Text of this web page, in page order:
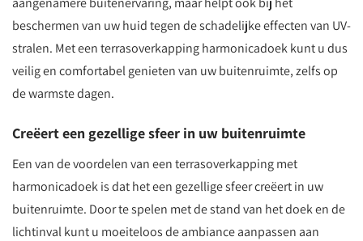
beschermen van uw huid tegen de schadelijke effecten van UV-
stralen. Met een terrasoverkapping harmonicadoek kunt u dus
veilig en comfortabel genieten van uw buitenruimte, zelfs op
de warmste dagen.
Creëert een gezellige sfeer in uw buitenruimte
Een van de voordelen van een terrasoverkapping met
harmonicadoek is dat het een gezellige sfeer creëert in uw
buitenruimte. Door te spelen met de stand van het doek en de
lichtinval kunt u moeiteloos de ambiance aanpassen aan